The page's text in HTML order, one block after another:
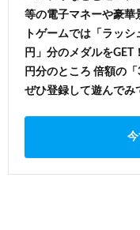
等の電子マネーや豪華
トゲームでは「ラッ
円」分のメダルを
円分のところ 倍額の
ぜひ登録して遊んでみ